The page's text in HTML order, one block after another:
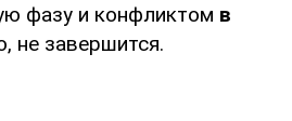
фазу и конфликтом в
не завершится.